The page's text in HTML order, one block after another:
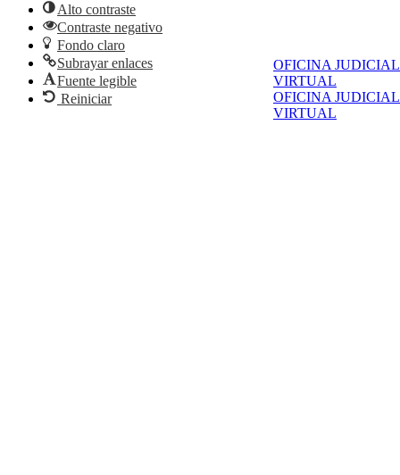
OFICINA JUDICIAL
VIRTUAL
OFICINA JUDICIAL
VIRTUAL
Alto contraste
Contraste negativo
Fondo claro
Subrayar enlaces
Fuente legible
Reiniciar